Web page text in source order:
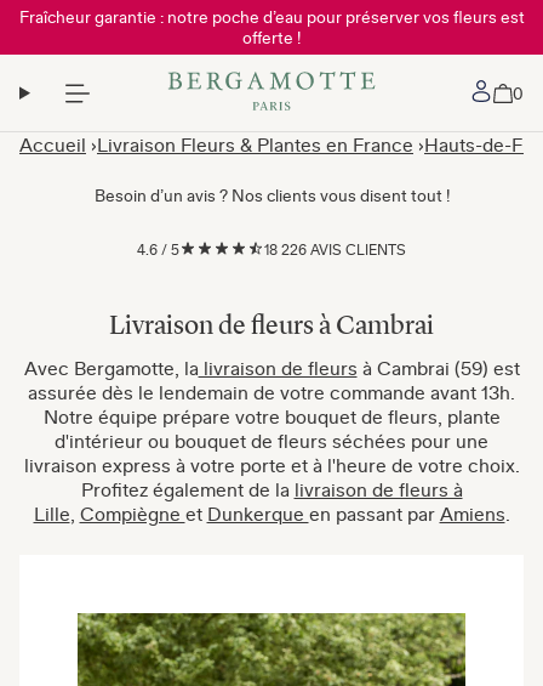
Fraîcheur garantie : notre poche d’eau pour préserver vos fleurs est
offerte !
Mon
0
Accueil Livraison Fleurs & Plantes en France Hauts-de-
Besoin d’un avis ? Nos clients vous disent tout !
4.6 / 5 18 226 AVIS CLIENTS
Livraison de fleurs à Cambrai
Avec Bergamotte, la livraison de fleurs à Cambrai (59) est
assurée dès le lendemain de votre commande avant 13h.
Notre équipe prépare votre bouquet de fleurs, plante
d'intérieur ou bouquet de fleurs séchées pour une
livraison express à votre porte et à l'heure de votre choix.
Profitez également de la livraison de fleurs à
Lille Compiègne et Dunkerque en passant par Amiens